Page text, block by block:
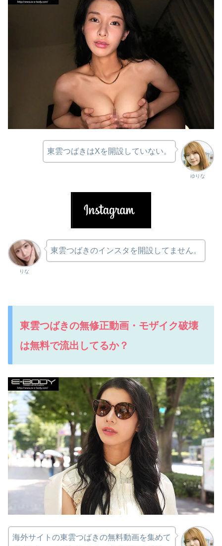
ゆりな
東雲つばきはXを開設していない。
りな
東雲つばきのインスタを開設してません。
東雲つばきの無修正動画・モザイク破壊
は無料で流出してるか？
海外サイトの東雲つばきの無料動画を集めて